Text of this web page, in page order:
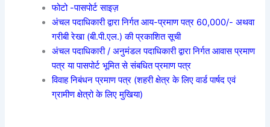
फोटो -पासपोर्ट साइज़
अंचल पदाधिकारी द्वारा निर्गत आय-प्रमाण पत्र 60,000/- अथवा
गरीबी रेखा (बी.पी.एल.) की प्रकाशित सूची
अंचल पदाधिकारी / अनुमंडल पदाधिकारी द्वारा निर्गत आवास प्रमाण
पत्र या पासपोर्ट भूमित से संबधित प्रमाण पत्र
विवाह निबंधन प्रमाण पत्र (शहरी क्षेत्र के लिए वार्ड पार्षद एवं
ग्रामीण क्षेत्रो के लिए मुखिया)